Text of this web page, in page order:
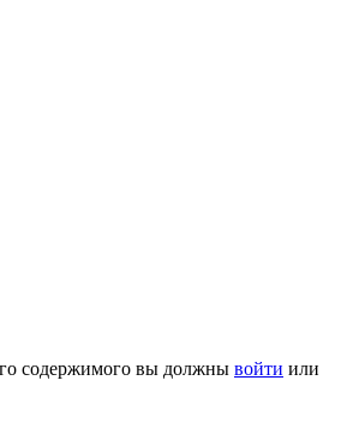
содержимого вы должны войти или